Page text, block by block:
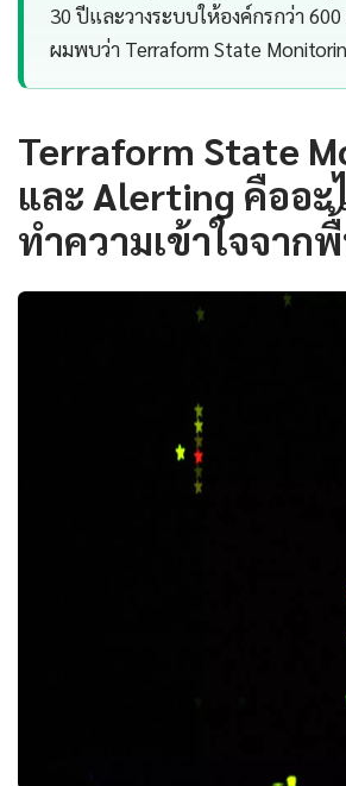
30 ปีและวางระบบให้องค์กรกว่า
ผมพบว่า Terraform State
Terraform State
และ Alerting คืออะ
ทำความเข้าใจจาก